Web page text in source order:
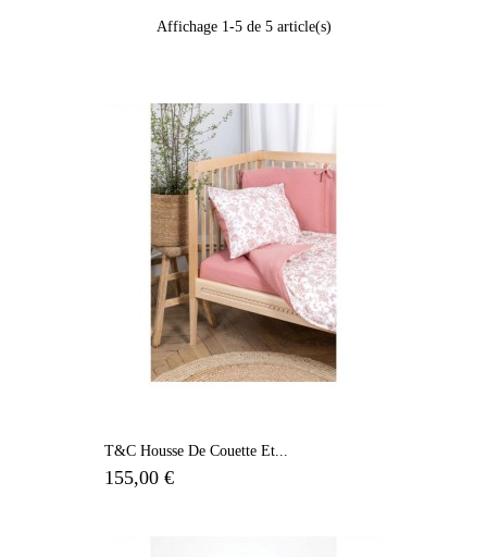
Affichage 1-5 de 5 article(s)
T&C Housse De Couette Et...
155,00 €